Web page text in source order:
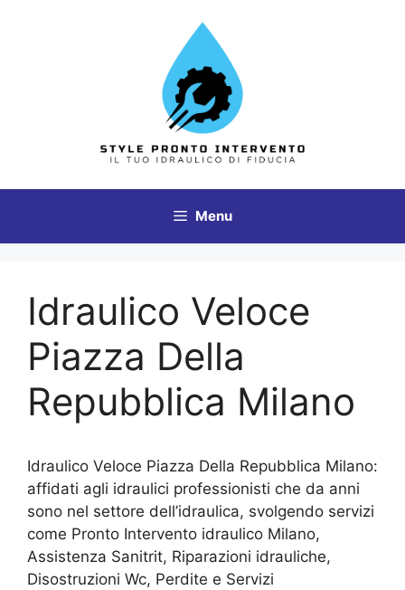
Menu
Idraulico Veloce
Piazza Della
Repubblica Milano
Idraulico Veloce Piazza Della Repubblica Milano:
affidati agli idraulici professionisti che da anni
sono nel settore dell’idraulica, svolgendo servizi
come Pronto Intervento idraulico Milano,
Assistenza Sanitrit, Riparazioni idrauliche,
Disostruzioni Wc, Perdite e Servizi